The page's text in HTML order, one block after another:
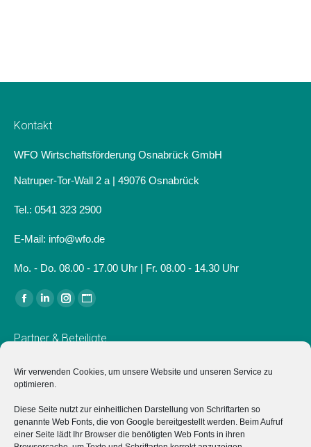
Wir verwenden Cookies, um unsere Website und unseren Service zu
optimieren.
Diese Seite nutzt zur einheitlichen Darstellung von Schriftarten so
genannte Web Fonts, die von Google bereitgestellt werden. Beim Aufruf
einer Seite lädt Ihr Browser die benötigten Web Fonts in ihren
Kontakt
WFO Wirtschaftsförderung Osnabrück GmbH
Natruper-Tor-Wall 2 a | 49076 Osnabrück
Tel.: 0541 323 2900
E-Mail: info@wfo.de
Mo. - Do. 08.00 - 17.00 Uhr | Fr. 08.00 - 14.30 Uhr
Finden Sie uns auf:
Facebook
opens
new
Linkedin
opens
new
Instagram
opens
new
Website
opens
new
Partner & Beteiligte
Verein für Wirtschaftsförderung in Osnabrück e.V.
unterstützt das Projekt "Typisch Osnabrück" ideell sowie mit
einer Anschubfinanzierung zum Start.